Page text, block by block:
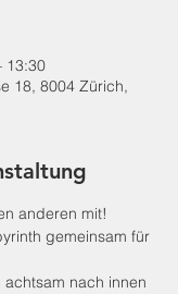
13:30
18, 8004 Zürich,
anderen mit!
gemeinsam für
nach innen